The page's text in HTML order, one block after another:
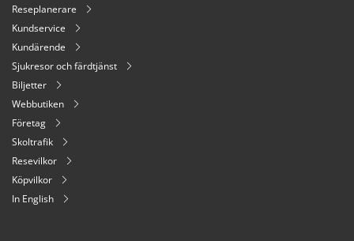
Reseplanerare
Kundservice
Kundärende
Sjukresor och färdtjänst
Biljetter
Webbutiken
Företag
Skoltrafik
Resevilkor
Köpvilkor
In English